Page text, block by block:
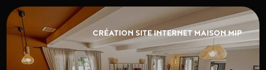
CRÉATION SITE INTERNET MAISON MIP